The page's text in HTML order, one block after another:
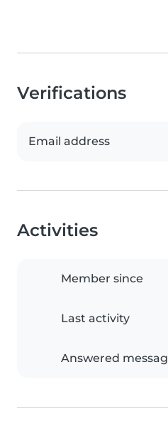
Verifications
Email address
Activities
Member since
Last activity
Answered